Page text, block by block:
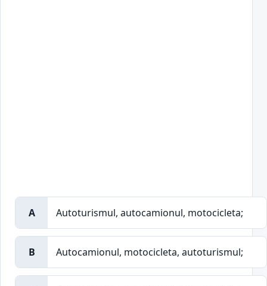
A Autoturismul, autocamionul, motocicleta;
B Autocamionul, motocicleta, autoturismul;